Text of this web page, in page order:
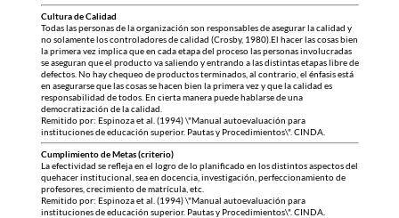
Cultura de Calidad
Todas las personas de la organización son responsables de asegurar la calidad y
no solamente los controladores de calidad (Crosby, 1980).El hacer las cosas bien
la primera vez implica que en cada etapa del proceso las personas involucradas
se aseguran que el producto va saliendo y entrando a las distintas etapas libre de
defectos. No hay chequeo de productos terminados, al contrario, el énfasis está
en asegurarse que las cosas se hacen bien la primera vez y que la calidad es
responsabilidad de todos. En cierta manera puede hablarse de una
democratización de la calidad.
Remitido por: Espinoza et al. (1994) \"Manual autoevaluación para
instituciones de educación superior. Pautas y Procedimientos\". CINDA.
Cumplimiento de Metas (criterio)
La efectividad se refleja en el logro de lo planificado en los distintos aspectos del
quehacer institucional, sea en docencia, investigación, perfeccionamiento de
profesores, crecimiento de matrícula, etc.
Remitido por: Espinoza et al. (1994) \"Manual autoevaluación para
instituciones de educación superior. Pautas y Procedimientos\". CINDA.